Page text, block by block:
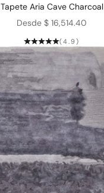
Tapete Aria Cave Charcoal
Precio de oferta
Desde $ 16,514.40
(4.9)